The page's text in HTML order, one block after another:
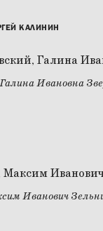
КАЛИНИН
Ивановна
Иванович